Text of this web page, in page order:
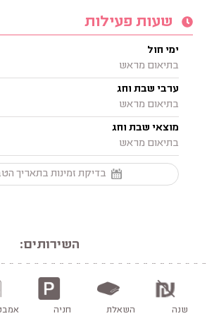
שעות פעילות
ימי חול
בתיאום מראש
ערבי שבת וחג
בתיאום מראש
מוצאי שבת וחג
בתיאום מראש
בדיקת זמינות בתאריך
השירותים:
שנה השאלת חניה